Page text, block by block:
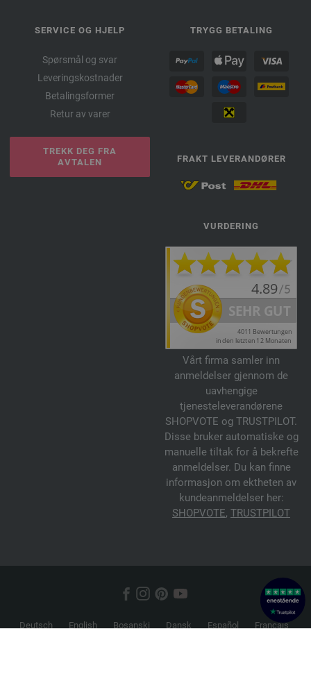
SERVICE OG HJELP
Spørsmål og svar
Leveringskostnader
Betalingsformer
Retur av varer
TREKK DEG FRA
AVTALEN
TRYGG BETALING
FRAKT LEVERANDØRER
VURDERING
Vårt firma samler inn
anmeldelser gjennom de
uavhengige
tjenesteleverandørene
SHOPVOTE og TRUSTPILOT.
Disse bruker automatiske og
manuelle tiltak for å bekrefte
anmeldelser. Du kan finne
informasjon om ektheten av
kundeanmeldelser her:
SHOPVOTE, TRUSTPILOT
Deutsch English Bosanski Dansk Español
Français